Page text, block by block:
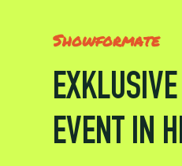
Showformate
EVENT IN